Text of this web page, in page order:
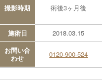
撮影時期 術後3ヶ月後
施術日
2018.03.15
お問い合
わせ
0120-900-524